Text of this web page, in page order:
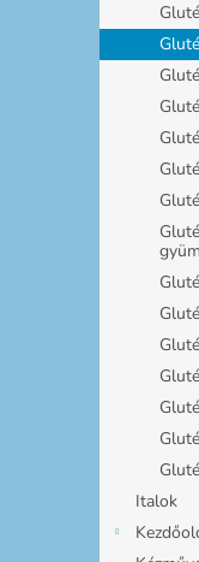
Italok